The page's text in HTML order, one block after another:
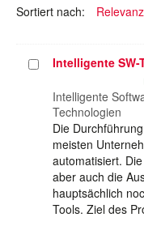
Sortiert nach: Relevanz
ProjektIntelligente SW-
Intelligente
Technologien
Die
meisten
automatisiert.
aber auch die
hauptsächlich
Tools. Ziel des